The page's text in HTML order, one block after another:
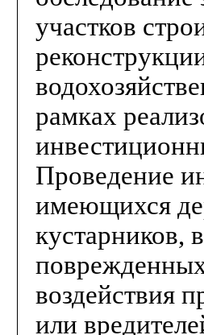
участков
рамках
Проведение
имеющихся
кустарников,
поврежденных
воздействия
или